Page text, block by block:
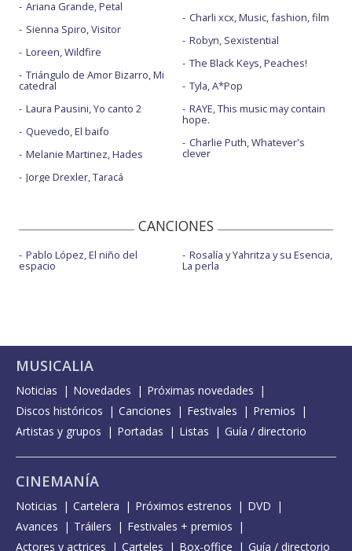
Ariana Grande, Petal
Sienna Spiro, Visitor
Loreen, Wildfire
Triángulo de Amor Bizarro, Mi
catedral
Laura Pausini, Yo canto 2
Quevedo, El baifo
Melanie Martinez, Hades
Jorge Drexler, Taracá
Charli xcx, Music, fashion, film
Robyn, Sexistential
The Black Keys, Peaches!
Tyla, A*Pop
RAYE, This music may contain
hope.
Charlie Puth, Whatever's
clever
CANCIONES
Pablo López, El niño del
espacio
Rosalía y Yahritza y su Esencia,
La perla
MUSICALIA
Noticias Novedades
Próximas novedades
Discos históricos
Canciones Festivales
Premios
Artistas y grupos
Portadas Listas Guía / directorio
CINEMANÍA
Noticias Cartelera Próximos estrenos
DVD
Avances
Tráilers
Festivales + premios
Actores y actrices
Carteles Box-office Guía / directorio